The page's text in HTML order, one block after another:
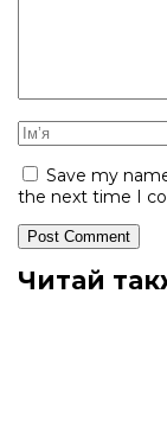
Save my
the next time I
Читай